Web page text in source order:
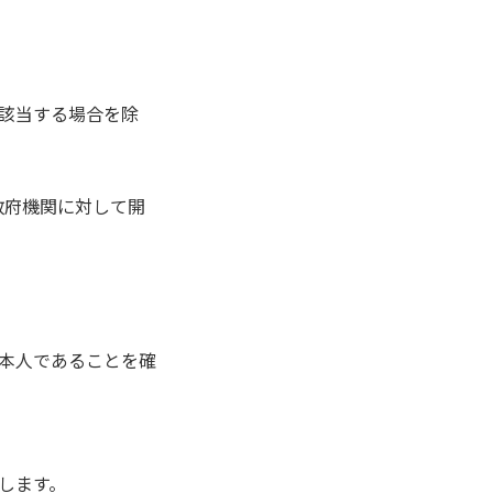
当する場合を除
機関に対して開
人であることを確
す。